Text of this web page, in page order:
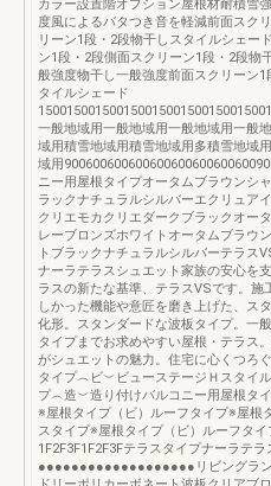
カラー設置階オプション屋根材耐積雪
度風によるバタつき音を軽減前面スク
リーン1段・2段物干しスタイルシェー
ン1段・2段側面スクリーン1段・2段物
般強度物干し一般強度前面スクリーン1
タイルシェード
一般地域用一般地域用一般地域用一般
域用積雪地域用積雪地域用多積雪地域
域用
ニー用屋根タイプオータムブラウンシ
ラックナチュラルシルバーエクリュア
クリエモカクリエダークブラックオー
レーブロンズホワイトオータムブラウ
トブラックナチュラルシルバーテラス
ナーラテラスシュエット家族の安心を
ラスの新たな基準、テラスVSです。施
しかった機能や意匠を磨き上げた、ス
化形。スタンダードな波板タイプ。一
タイプまでお求めやすい屋根・テラス
がシュエットの魅力。住宅に心くつろ
タイプ︵ビ︶ビューステージＨスタイ
プ︵造︶造り付けバルコニー用屋根タ
※屋根タイプ（ビ）ルーフタイプ※屋根
スタイプ※屋根タイプ（ビ）ルーフタイ
1F2F3F1F2F3Fテラスタイプナーラテラ
●●●●●●●●●●●●●●●●●●●リビングラン